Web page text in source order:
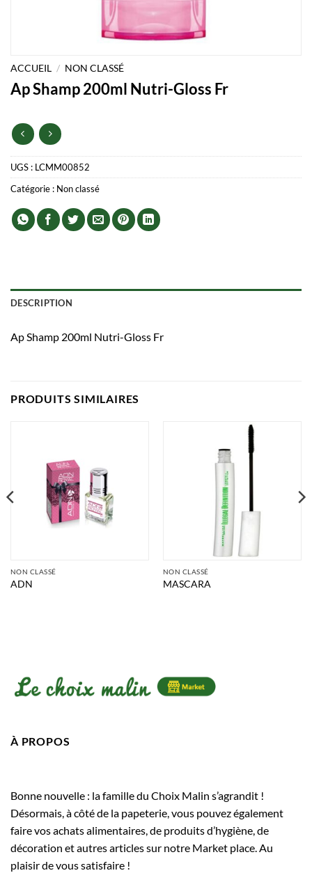
ACCUEIL / NON CLASSÉ
Ap Shamp 200ml Nutri-Gloss Fr
UGS : LCMM00852
Catégorie : Non classé
DESCRIPTION
Ap Shamp 200ml Nutri-Gloss Fr
PRODUITS SIMILAIRES
NON CLASSÉ
ADN
NON CLASSÉ
MASCARA
À PROPOS
Bonne nouvelle : la famille du Choix Malin s’agrandit !
Désormais, à côté de la papeterie, vous pouvez également
faire vos achats alimentaires, de produits d’hygiène, de
décoration et autres articles sur notre Market place. Au
plaisir de vous satisfaire !